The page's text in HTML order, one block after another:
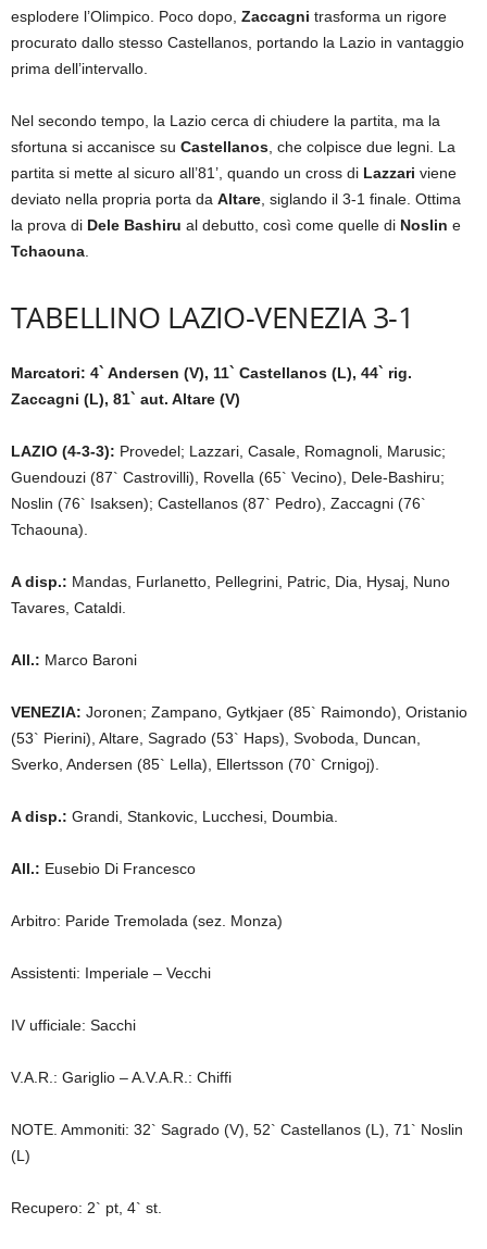
esplodere l’Olimpico. Poco dopo, Zaccagni trasforma un rigore
procurato dallo stesso Castellanos, portando la Lazio in vantaggio
prima dell’intervallo.
Nel secondo tempo, la Lazio cerca di chiudere la partita, ma la
sfortuna si accanisce su Castellanos , che colpisce due legni. La
partita si mette al sicuro all’81’, quando un cross di Lazzari viene
deviato nella propria porta da Altare , siglando il 3-1 finale. Ottima
la prova di Dele Bashiru al debutto, così come quelle di Noslin e
Tchaouna
TABELLINO LAZIO-VENEZIA 3-1
Marcatori: 4` Andersen (V), 11` Castellanos (L), 44` rig.
Zaccagni (L), 81` aut. Altare (V)
LAZIO (4-3-3): Provedel; Lazzari, Casale, Romagnoli, Marusic;
Guendouzi (87` Castrovilli), Rovella (65` Vecino), Dele-Bashiru;
Noslin (76` Isaksen); Castellanos (87` Pedro), Zaccagni (76`
Tchaouna).
A disp.: Mandas, Furlanetto, Pellegrini, Patric, Dia, Hysaj, Nuno
Tavares, Cataldi.
All.: Marco Baroni
VENEZIA: Joronen; Zampano, Gytkjaer (85` Raimondo), Oristanio
(53` Pierini), Altare, Sagrado (53` Haps), Svoboda, Duncan,
Sverko, Andersen (85` Lella), Ellertsson (70` Crnigoj).
A disp.: Grandi, Stankovic, Lucchesi, Doumbia.
All.: Eusebio Di Francesco
Arbitro: Paride Tremolada (sez. Monza)
Assistenti: Imperiale – Vecchi
IV ufficiale: Sacchi
V.A.R.: Gariglio – A.V.A.R.: Chiffi
NOTE. Ammoniti: 32` Sagrado (V), 52` Castellanos (L), 71` Noslin
(L)
Recupero: 2` pt, 4` st.